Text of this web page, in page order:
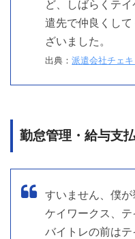
ど、しばらくテ
遣先で仲良くし
ざいました。
出典：派遣会社チェキ
勤怠管理・給与支
すいません、僕
ケイワークス、
バイトレの前は